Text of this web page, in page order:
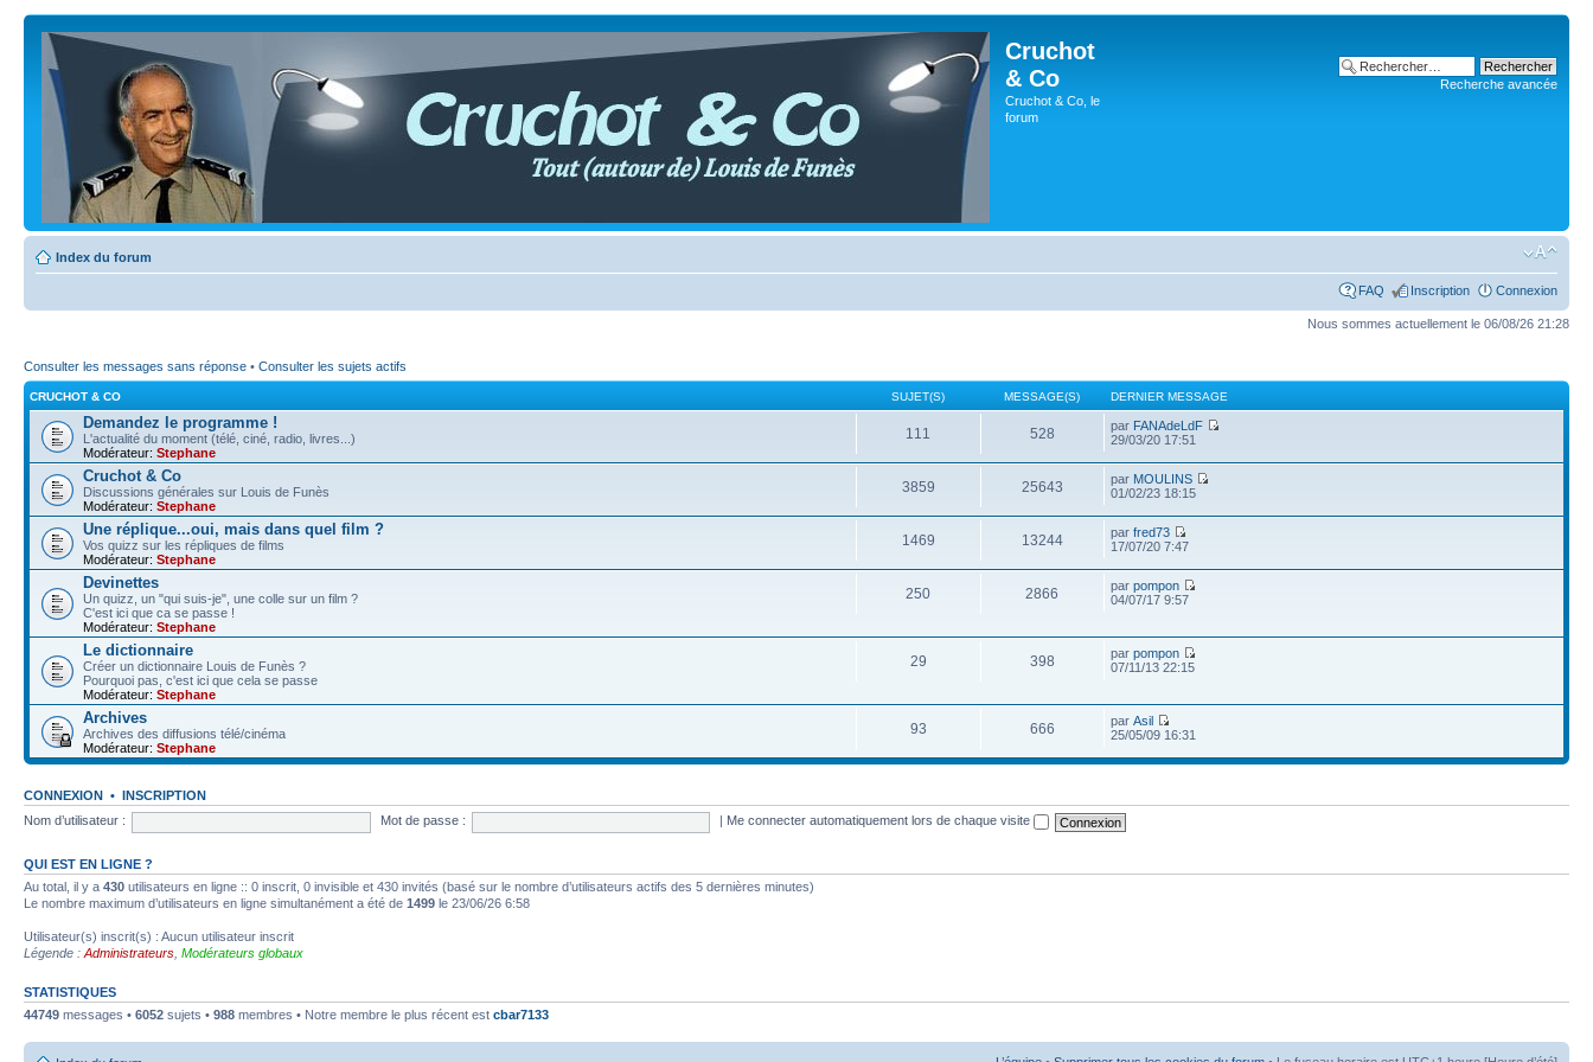
Cruchot
& Co
Cruchot & Co, le
forum
Recherche avancée
Index du forum
FAQ Inscription Connexion
Nous sommes actuellement le 06/08/26 21:28
Consulter les messages sans réponse • Consulter les sujets actifs
CRUCHOT & CO SUJET(S) MESSAGE(S) DERNIER MESSAGE
Demandez le programme !
L'actualité du moment (télé, ciné, radio, livres...)
Modérateur: Stephane
111 528 par FANAdeLdF
29/03/20 17:51
Cruchot & Co
Discussions générales sur Louis de Funès
Modérateur: Stephane
3859 25643 par MOULINS
01/02/23 18:15
Une réplique...oui, mais dans quel film ?
Vos quizz sur les répliques de films
Modérateur: Stephane
1469 13244 parfred73
17/07/20 7:47
Devinettes
Un quizz, un "qui suis-je", une colle sur un film ?
C'est ici que ca se passe !
Modérateur: Stephane
250 2866 parpompon
04/07/17 9:57
Le dictionnaire
Créer un dictionnaire Louis de Funès ?
Pourquoi pas, c'est ici que cela se passe
Modérateur: Stephane
29 398 parpompon
07/11/13 22:15
Archives
Archives des diffusions télé/cinéma
Modérateur: Stephane
93 666 parAsil
25/05/09 16:31
CONNEXION • INSCRIPTION
Nom d’utilisateur :
Mot de passe : Me connecter automatiquement lors de chaque visite
QUI EST EN LIGNE ?
Au total, il y a 430 utilisateurs en ligne :: 0 inscrit, 0 invisible et 430 invités (basé sur le nombre d’utilisateurs actifs des 5 dernières minutes)
Le nombre maximum d’utilisateurs en ligne simultanément a été de 1499 le 23/06/26 6:58
Utilisateur(s) inscrit(s) : Aucun utilisateur inscrit
Légende : Administrateurs Modérateurs globaux
STATISTIQUES
44749 messages • 6052 sujets • 988 membres • Notre membre le plus récent est cbar7133